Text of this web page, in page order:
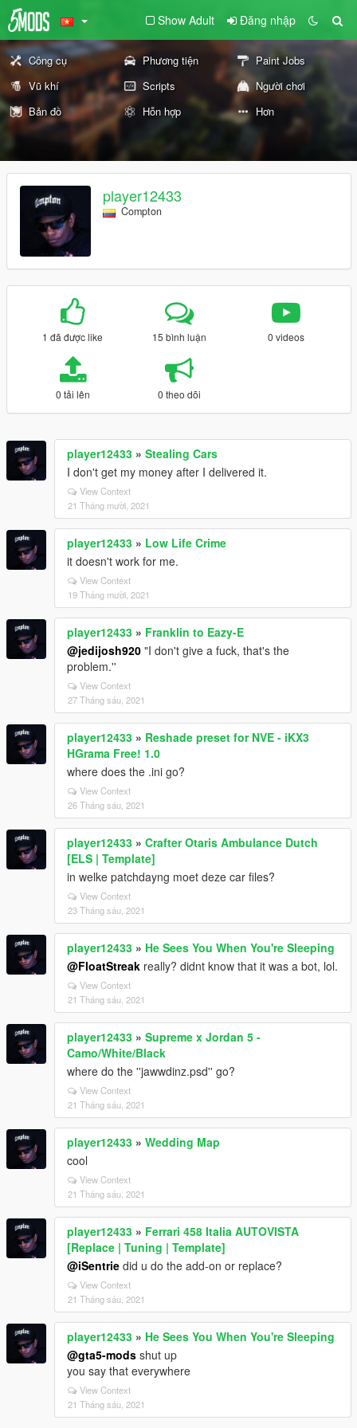
Show Adult Đăng nhập
Công cụ Phương tiện
Paint Jobs
Vũ khí
Scripts
Người chơi
Bản đồ
Hỗn hợp Hơn
player12433
Compton
1 đã được like 15 bình luận 0 videos
0 tải lên 0 theo dõi
player12433 » Stealing Cars
I don't get my money after I delivered it.
View Context
21 Tháng mười, 2021
player12433 » Low Life Crime
it doesn't work for me.
View Context
19 Tháng mười, 2021
player12433 » Franklin to Eazy-E
@jedijosh920 "I don't give a fuck, that's the
problem.''
View Context
27 Tháng sáu, 2021
player12433 » Reshade preset for NVE - iKX3
HGrama Free! 1.0
where does the .ini go?
View Context
26 Tháng sáu, 2021
player12433 » Crafter Otaris Ambulance Dutch
[ELS | Template]
in welke patchdayng moet deze car files?
View Context
23 Tháng sáu, 2021
player12433 » He Sees You When You're Sleeping
@FloatStreak really? didnt know that it was a bot, lol.
View Context
21 Tháng sáu, 2021
player12433 » Supreme x Jordan 5 -
Camo/White/Black
where do the ''jawwdinz.psd'' go?
View Context
21 Tháng sáu, 2021
player12433 » Wedding Map
cool
View Context
21 Tháng sáu, 2021
player12433 » Ferrari 458 Italia AUTOVISTA
[Replace | Tuning | Template]
@iSentrie did u do the add-on or replace?
View Context
21 Tháng sáu, 2021
player12433 » He Sees You When You're Sleeping
@gta5-mods shut up
you say that everywhere
View Context
21 Tháng sáu, 2021